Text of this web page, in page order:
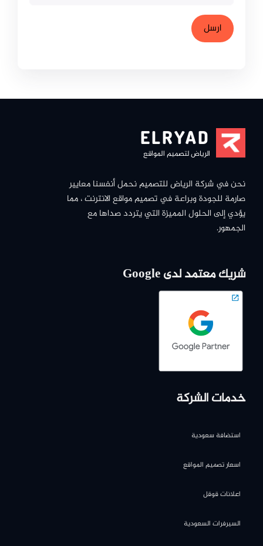
ELRYAD
الرياض لتصميم المواقع
نحن في شركة الرياض للتصميم نحمل أنفسنا معايير
صارمة للجودة وبراعة في تصميم مواقع الانترنت ، مما
يؤدي إلى الحلول المميزة التي يتردد صداها مع
الجمهور.
شريك معتمد لدى Google
خدمات الشركة
استضافة سعودية
اسعار تصميم المواقع
اعلانات قوقل
السيرفرات السعودية